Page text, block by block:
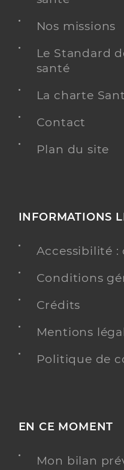
Nos missions
Le Standard
santé
La charte
Contact
Plan du site
INFORMATIONS
Accessibilité
Conditions
Crédits
Mentions
Politique de
EN CE MOMENT
Mon bilan